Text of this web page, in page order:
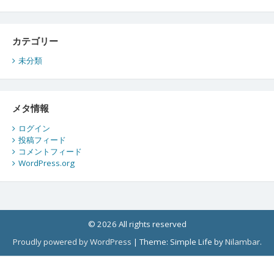
カテゴリー
未分類
メタ情報
ログイン
投稿フィード
コメントフィード
WordPress.org
© 2026 All rights reserved
Proudly powered by WordPress |Theme: Simple Life byNilambar.